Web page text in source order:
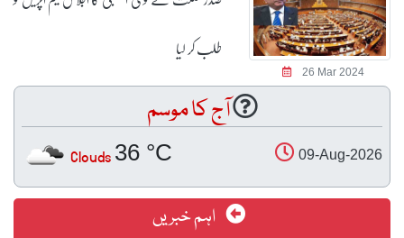
26 Mar 2024
طلب کر لیا
آج کا موسم
09-Aug-2026
36 °C
Clouds
اہم خبریں